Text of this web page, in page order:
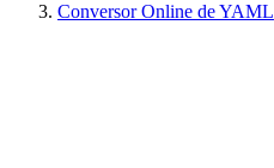
Conversor Online de YAML